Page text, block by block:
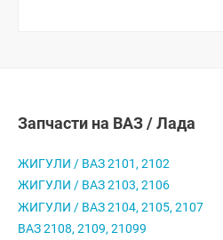
Запчасти на ВАЗ / Лада
ЖИГУЛИ / ВАЗ 2101, 2102
ЖИГУЛИ / ВАЗ 2103, 2106
ЖИГУЛИ / ВАЗ 2104, 2105, 2107
ВАЗ 2108, 2109, 21099